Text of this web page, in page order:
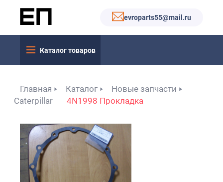
evroparts55@mail.ru
Каталог товаров
Главная Каталог
Новые запчасти
Caterpillar
4N1998 Прокладка